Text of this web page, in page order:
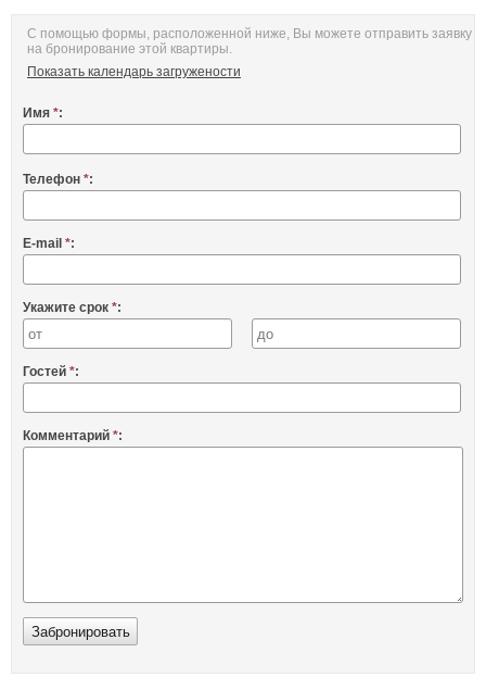
С помощью формы, расположенной ниже, Вы можете отправить заявку
на бронирование этой квартиры.
Показать календарь загружености
Имя *:
Телефон *:
E-mail *:
Укажите срок *:
Гостей *:
Комментарий *: